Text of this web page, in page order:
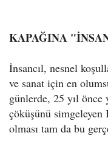
KAPAĞINA
İnsancıl, nesnel
ve sanat için en
günlerde, 25 yıl önce
çöküşünü simgeleyen
olması tam da bu